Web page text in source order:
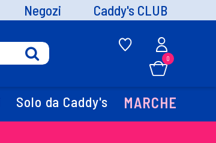
Negozi Caddy's CLUB
0
Solo da Caddy's MARCHE